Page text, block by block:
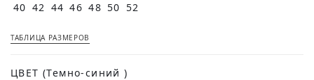
40 42 44 46 48 50 52
ТАБЛИЦА РАЗМЕРОВ
ЦВЕТ (Темно-синий )